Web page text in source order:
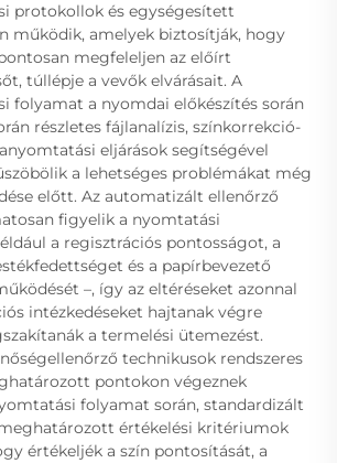
protokollok és egységesített
működik, amelyek biztosítják, hogy
megfeleljen az előírt
túllépje a vevők elvárásait. A
folyamat a nyomdai előkészítés során
részletes fájlanalízis, színkorrekció-
eljárások segítségével
a lehetséges problémákat még
előtt. Az automatizált ellenőrző
figyelik a nyomtatási
a regisztrációs pontosságot, a
és a papírbevezető
–, így az eltéréseket azonnal
intézkedéseket hajtanak végre
a termelési ütemezést.
technikusok rendszeres
pontokon végeznek
folyamat során, standardizált
értékelési kritériumok
értékeljék a szín pontosítását, a